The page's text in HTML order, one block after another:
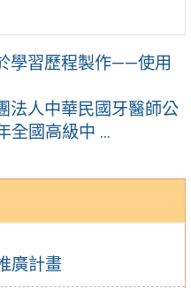
廣計畫
學習歷程製作——使用
法人中華民國牙醫師公
全國高級中 ...